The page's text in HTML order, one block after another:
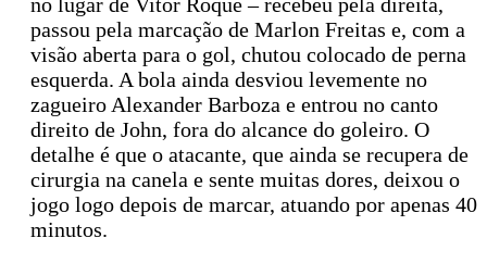
no lugar de Vitor Roque – recebeu pela direita,
passou pela marcação de Marlon Freitas e, com a
visão aberta para o gol, chutou colocado de perna
esquerda. A bola ainda desviou levemente no
zagueiro Alexander Barboza e entrou no canto
direito de John, fora do alcance do goleiro. O
detalhe é que o atacante, que ainda se recupera de
cirurgia na canela e sente muitas dores, deixou o
jogo logo depois de marcar, atuando por apenas 40
minutos.